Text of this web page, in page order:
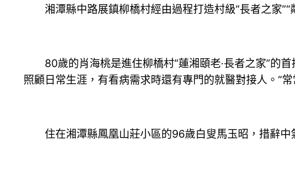
湘潭縣中路展鎮柳橋村經由過程打造村級“長者之家”“
80歲的肖海桃是進住柳橋村“蓮湘頤老·長者之家”的首
照顧日常生涯，有看病需求時還有專門的就醫對接人。“
住在湘潭縣鳳凰山莊小區的96歲白叟馬玉昭，措辭中